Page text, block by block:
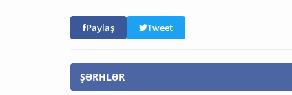
Paylaş Tweet
ŞƏRHLƏR